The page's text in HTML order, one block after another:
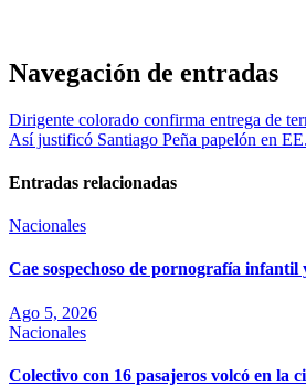
Navegación de entradas
Dirigente colorado confirma entrega de
Así justificó Santiago Peña papelón en
Entradas relacionadas
Nacionales
Cae sospechoso de pornografía
Ago 5, 2026
Nacionales
Colectivo con 16 pasajeros volcó en la